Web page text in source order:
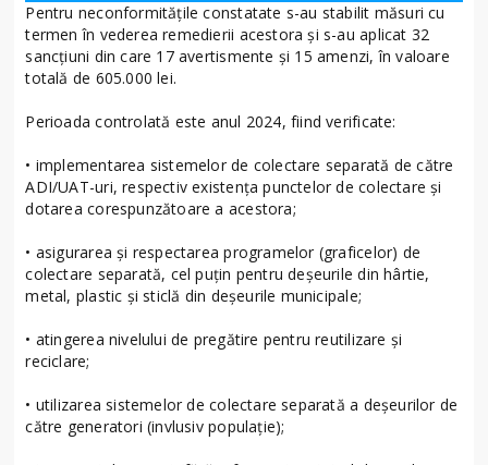
Pentru neconformitățile constatate s-au stabilit măsuri cu
termen în vederea remedierii acestora și s-au aplicat 32
sancțiuni din care 17 avertismente și 15 amenzi, în valoare
totală de 605.000 lei.
Perioada controlată este anul 2024, fiind verificate:
• implementarea sistemelor de colectare separată de către
ADI/UAT-uri, respectiv existența punctelor de colectare și
dotarea corespunzătoare a acestora;
• asigurarea și respectarea programelor (graficelor) de
colectare separată, cel puțin pentru deșeurile din hârtie,
metal, plastic și sticlă din deșeurile municipale;
• atingerea nivelului de pregătire pentru reutilizare și
reciclare;
• utilizarea sistemelor de colectare separată a deșeurilor de
către generatori (invlusiv populație);